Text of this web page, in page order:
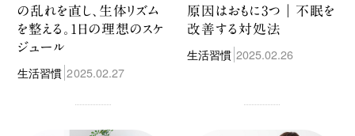
の乱れを直し、生体リズム
を整える。1日の理想のスケ
ジュール
生活習慣 2025.02.27
原因はおもに3つ｜不眠を
改善する対処法
生活習慣 2025.02.26